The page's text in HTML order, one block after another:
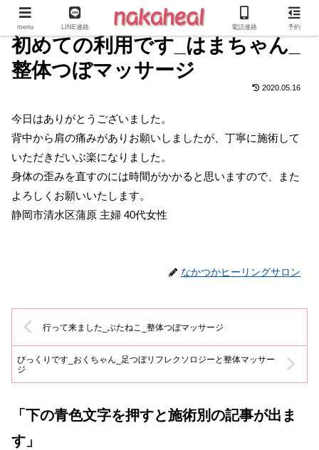
初めての利用です_はまちゃん_
整体つぼマッサージ
2020.05.16
今日はありがとうございました。
背中から肩の痛みがありお願いしましたが、丁寧に施術して
いただきだいぶ楽になりました。
身体の歪みを直すのには時間がかかると思いますので、また
よろしくお願いいたします。
静岡市清水区蒲原 主婦 40代女性
なかつかヒーリングサロン
行って来ました_ぶたねこ_整体つぼマッサージ
びっくりです_おくちゃん_足つぼリフレクソロジーと整体マッサー
ジ
「下の青色文字を押すと施術別の記事が出ま
す」
menu LINE連絡 電話連絡 予約